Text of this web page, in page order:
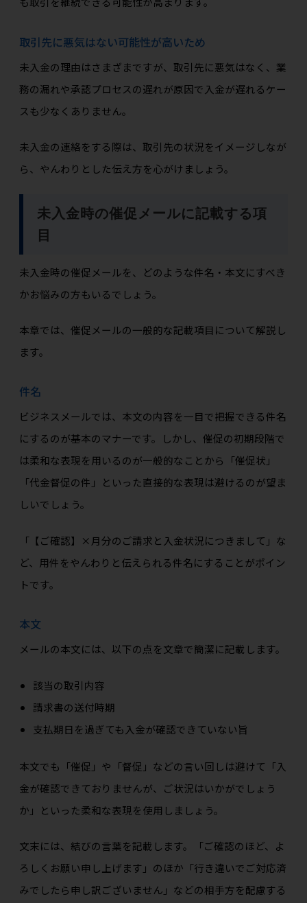
取引先に悪気はない可能性が高いため
未入金の理由はさまざまですが、取引先に悪気はなく、業
務の漏れや承認プロセスの遅れが原因で入金が遅れるケー
スも少なくありません。
未入金の連絡をする際は、取引先の状況をイメージしなが
ら、やんわりとした伝え方を心がけましょう。
未入金時の催促メールに記載する項
目
未入金時の催促メールを、どのような件名・本文にすべき
かお悩みの方もいるでしょう。
本章では、催促メールの一般的な記載項目について解説し
ます。
件名
ビジネスメールでは、本文の内容を一目で把握できる件名
にするのが基本のマナーです。しかし、催促の初期段階で
は柔和な表現を用いるのが一般的なことから「催促状」
「代金督促の件」といった直接的な表現は避けるのが望ま
しいでしょう。
「【ご確認】×月分のご請求と入金状況につきまして」な
ど、用件をやんわりと伝えられる件名にすることがポイン
トです。
本文
メールの本文には、以下の点を文章で簡潔に記載します。
該当の取引内容
請求書の送付時期
支払期日を過ぎても入金が確認できていない旨
本文でも「催促」や「督促」などの言い回しは避けて「入
金が確認できておりませんが、ご状況はいかがでしょう
か」といった柔和な表現を使用しましょう。
文末には、結びの言葉を記載します。「ご確認のほど、よ
ろしくお願い申し上げます」のほか「行き違いでご対応済
みでしたら申し訳ございません」などの相手方を配慮する